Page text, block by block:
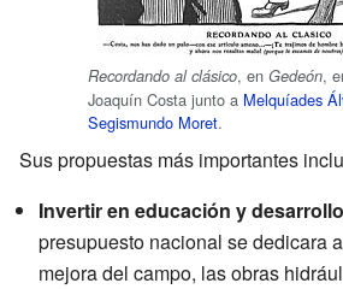
Recordando al clásico, en Gedeón,
Joaquín Costa junto a Melquíades
Segismundo Moret.
Sus propuestas más importantes
Invertir en educación y
presupuesto nacional se dedicara
mejora del campo, las obras